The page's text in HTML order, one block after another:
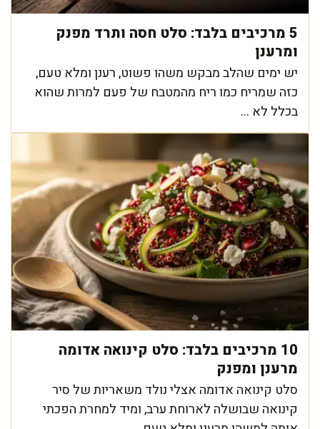
5 מרכיבים בלבד: סלט חסה ותרד מפנק
ומרענן
יש ימים שהלב מבקש משהו פשוט, רענן ומלא טעם,
כזה שמריח כמו ריח מהמטבח של פעם למרות שהוא
בכלל לא ...
10 מרכיבים בלבד: סלט קינואה אדומה
מרענן ומפנק
סלט קינואה אדומה אצלי נולד משאריות של סיר
קינואה שבושלה לארוחת ערב, ומיד למחרת הפכתי